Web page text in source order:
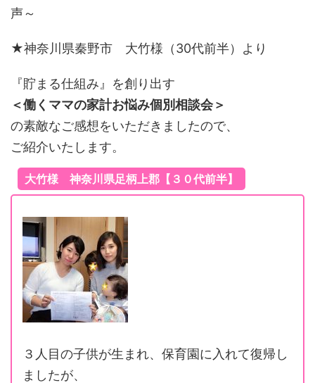
声～
★神奈川県秦野市 大竹様（30代前半）より
『貯まる仕組み』を創り出す
＜働くママの家計お悩み個別相談会＞
の素敵なご感想をいただきましたので、
ご紹介いたします。
大竹様 神奈川県足柄上郡【３０代前半】
３人目の子供が生まれ、保育園に入れて復帰し
ましたが、